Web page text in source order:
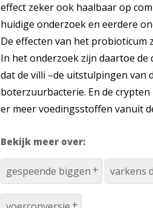
effect zeker ook haalbaar op
huidige onderzoek en eerdere
De effecten van het probioticum
In het onderzoek zijn daartoe
dat de villi –de uitstulpingen van
boterzuurbacterie. En de
er meer voedingsstoffen vanuit
Bekijk meer over:
gespeende biggen varkens